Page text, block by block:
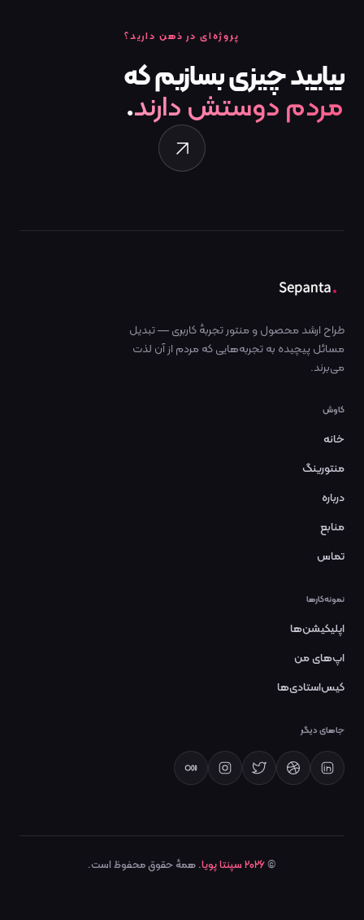
پروژه‌ای در ذهن دارید؟
بیاییدچیزیبسازیمکه
مردم دوستش دارند.
طراح ارشد محصول و منتور تجربهٔ کاربری — تبدیل
مسائل پیچیده به تجربه‌هایی که مردم از آن لذت
می‌برند.
کاوش
خانه
منتورینگ
درباره
منابع
تماس
نمونه‌کارها
اپلیکیشن‌ها
اپ‌های من
کیس‌استادی‌ها
جاهای دیگر
©
2026 سپنتا پویا. همهٔ حقوق محفوظ است.